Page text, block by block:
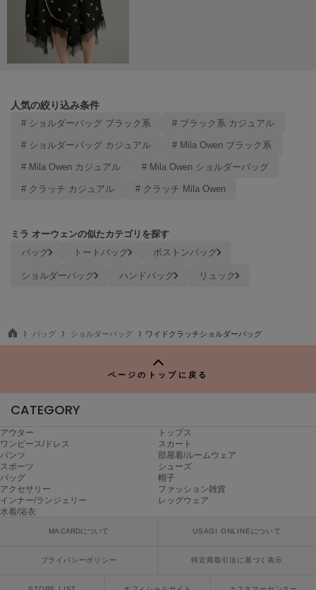
MOIGE
モワージュ
MUCHA
ミュシャ
NEW Balance
ニューバランス
nezu
NIKE
NOWNS
ナウンス
null.
ヌル
On
オン
ORGUE
ORR
オル
パトリック
Philly chocolate
人気の絞り込み条件
# ショルダーバッグ ブラック系 # ブラック系 カジュアル
# ショルダーバッグ カジュアル # Mila Owen ブラック系
# Mila Owen カジュアル # Mila Owen ショルダーバッグ
# クラッチ カジュアル # クラッチ Mila Owen
ミラ オーウェンの似たカテゴリを探す
バッグ トートバッグ
ボストンバッグ
ショルダーバッグ
ハンドバッグ リュック
TO
バッグ ショルダーバッグ ワイドクラッチショルダーバッグ
ページのトップに戻る
CATEGORY
アウター
トップス
ワンピース/ドレス
スカート
パンツ
部屋着/ルームウェア
スポーツ
シューズ
バッグ
帽子
アクセサリー
ファッション雑貨
インナー/ランジェリー
レッグウェア
水着/浴衣
MA CARDについて USAGI ONLINEについて
プライバシーポリシー 特定商取引法に基づく表示